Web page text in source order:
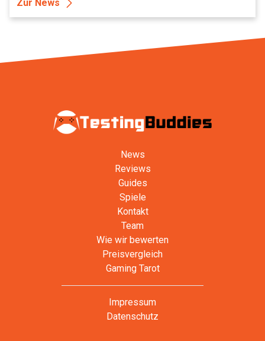
Zur News
News
Reviews
Guides
Spiele
Kontakt
Team
Wie wir bewerten
Preisvergleich
Gaming Tarot
Impressum
Datenschutz